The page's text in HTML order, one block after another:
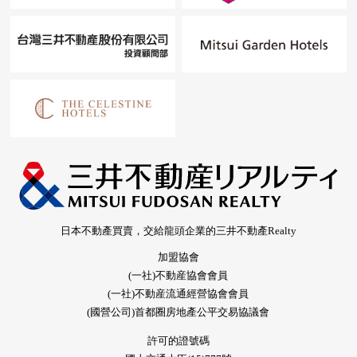
日本不動產買賣，交給龍頭企業的三井不動產Realty
加盟協會
(一社)不動産協會會員
(一社)不動産流通經營協會會員
(國營公司)首都圈房地產公平交易協議會
許可的證號碼